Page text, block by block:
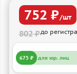
752 ₽/шт
802 ₽до
675 ₽ для юр. лиц